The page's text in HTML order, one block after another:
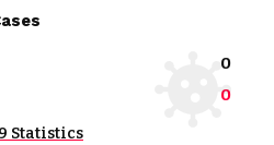
0
0
Statistics